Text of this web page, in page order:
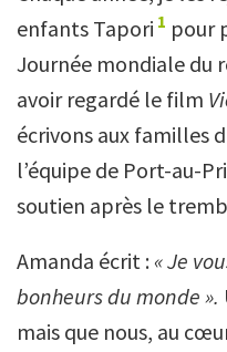
enfants Tapori 1 pour
Journée mondiale du
avoir regardé le film
écrivons aux familles
l’équipe de Port-au-
soutien après le
Amanda écrit : « Je
bonheurs du monde ».
mais que nous, au